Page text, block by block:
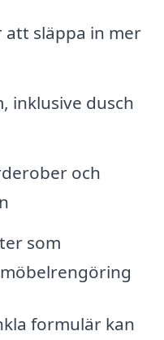
släppa in mer
inklusive dusch
och
som
formulär kan